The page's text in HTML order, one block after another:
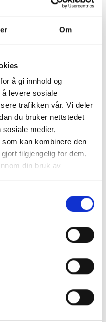
Om
å gi innhold og
levere sosiale
trafikken vår. Vi deler
du bruker nettstedet
medier,
kan kombinere den
tilgjengelig for dem,
din bruk av
(M10)
plats för fyra DC-